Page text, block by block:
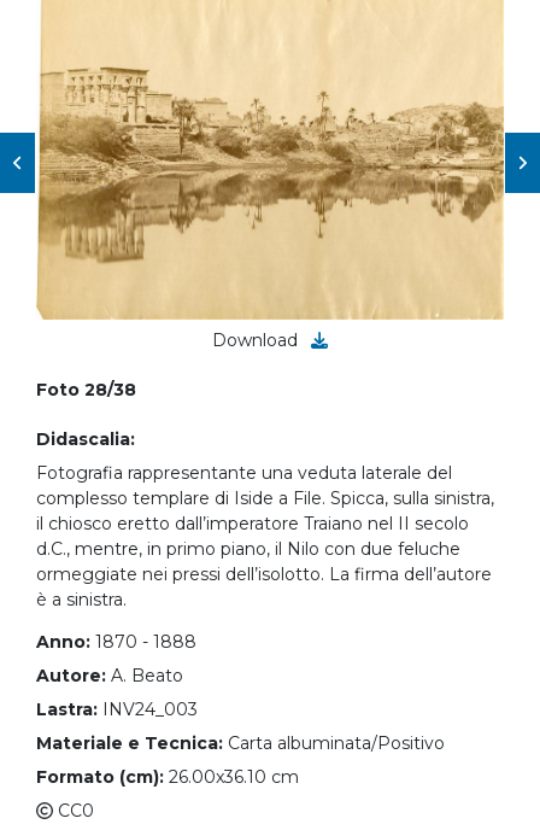
Download
Foto 28/38
Didascalia:
Fotografia rappresentante una veduta laterale del
complesso templare di Iside a File. Spicca, sulla sinistra,
il chiosco eretto dall’imperatore Traiano nel II secolo
d.C., mentre, in primo piano, il Nilo con due feluche
ormeggiate nei pressi dell’isolotto. La firma dell’autore
è a sinistra.
Anno: 1870 - 1888
Autore: A. Beato
Lastra: INV24_003
Materiale e Tecnica: Carta albuminata/Positivo
Formato (cm): 26.00x36.10 cm
CC0